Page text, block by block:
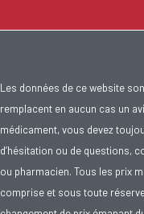
Les données de ce website
remplacent en aucun cas un
médicament, vous devez
d’hésitation ou de questions,
ou pharmacien. Tous les prix
comprise et sous toute réserve